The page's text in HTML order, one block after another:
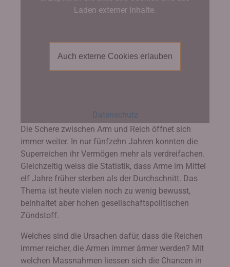
Laden externer Inhalte.
Auch externe Cookies erlauben
Datenschutz
Die Schere zwischen Arm und Reich öffnet sich
immer weiter. In nur fünfzehn Jahren konnten die
Superreichen ihr Vermögen mehr als verdreifachen.
Gleichzeitig weiss die Statistik, dass Arme im Mittel
elf Jahre früher sterben als der Durchschnitt. Das
Thema ist heute vielen noch zu wenig bewusst,
beinhaltet aber hohen gesellschaftspolitischen
Zündstoff.
Welches sind die Ursachen dafür, dass die Reichen
immer reicher, die Armen immer ärmer werden? Mit
welchen Massnahmen liessen sich die Chancen in